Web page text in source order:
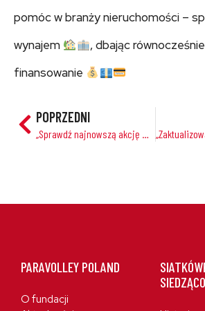
pomóc w branży nieruchomości –
wynajem
, dbając
finansowanie
POPRZEDNI
„Sprawdź najnowszą akcję #sitttingcolleyNL na żywo – Nowy dzień, nowe gry w Sempeter”
PARAVOLLEY POLAND
O fundacji
SIEDZĄCO